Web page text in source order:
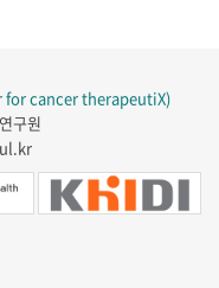
for cancer therapeutiX)
구원